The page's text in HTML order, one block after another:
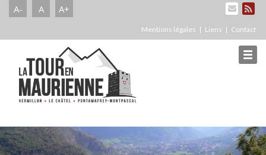
A- A A+
Mentions légales Liens Contact